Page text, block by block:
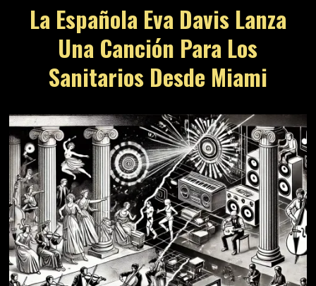
La Española Eva Davis Lanza
Una Canción Para Los
Sanitarios Desde Miami